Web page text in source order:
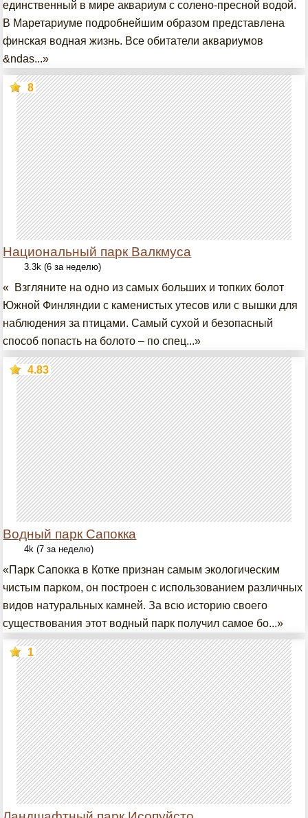
единственный в мире аквариум с солено-пресной водой.
В Маретариуме подробнейшим образом представлена
финская водная жизнь. Все обитатели аквариумов
&ndas...»
Национальный парк Валкмуса
8
3.3k (6 за неделю)
« Взгляните на одно из самых больших и топких болот
Южной Финляндии с каменистых утесов или с вышки для
наблюдения за птицами. Самый сухой и безопасный
способ попасть на болото – по спец...»
Водный парк Сапокка
4.83
4k (7 за неделю)
«Парк Сапокка в Котке признан самым экологическим
чистым парком, он построен с использованием различных
видов натуральных камней. За всю историю своего
существования этот водный парк получил самое бо...»
1